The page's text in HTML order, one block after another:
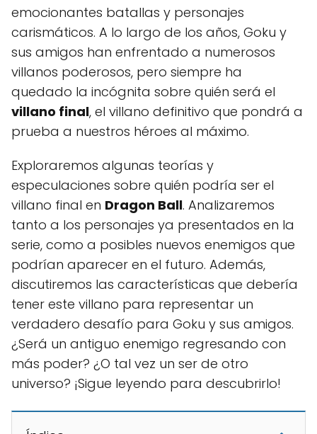
emocionantes batallas y personajes
carismáticos. A lo largo de los años, Goku y
sus amigos han enfrentado a numerosos
villanos poderosos, pero siempre ha
quedado la incógnita sobre quién será el
villano final, el villano definitivo que pondrá a
prueba a nuestros héroes al máximo.
Exploraremos algunas teorías y
especulaciones sobre quién podría ser el
villano final en Dragon Ball. Analizaremos
tanto a los personajes ya presentados en la
serie, como a posibles nuevos enemigos que
podrían aparecer en el futuro. Además,
discutiremos las características que debería
tener este villano para representar un
verdadero desafío para Goku y sus amigos.
¿Será un antiguo enemigo regresando con
más poder? ¿O tal vez un ser de otro
universo? ¡Sigue leyendo para descubrirlo!